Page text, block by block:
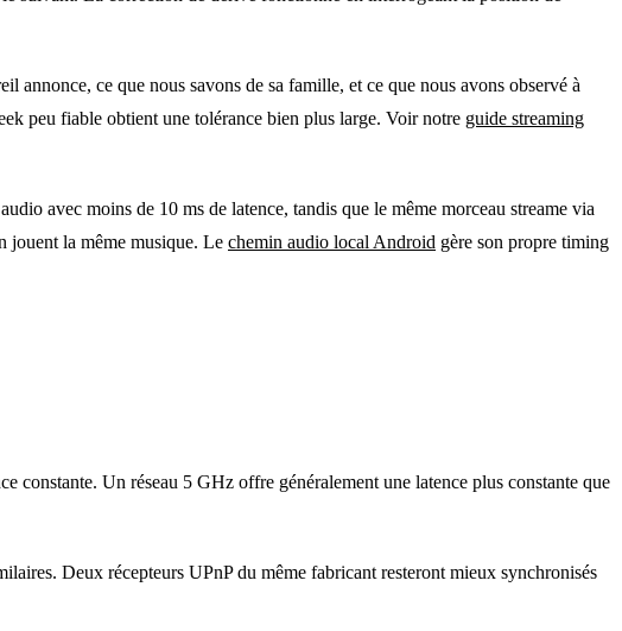
ce que nous savons de sa famille, et ce que nous avons observé à
peu fiable obtient une tolérance bien plus large. Voir notre guide streaming
avec moins de 10 ms de latence, tandis que le même morceau streame via
jouent la même musique. Le chemin audio local Android gère son propre timing
constante. Un réseau 5 GHz offre généralement une latence plus constante que
Deux récepteurs UPnP du même fabricant resteront mieux synchronisés